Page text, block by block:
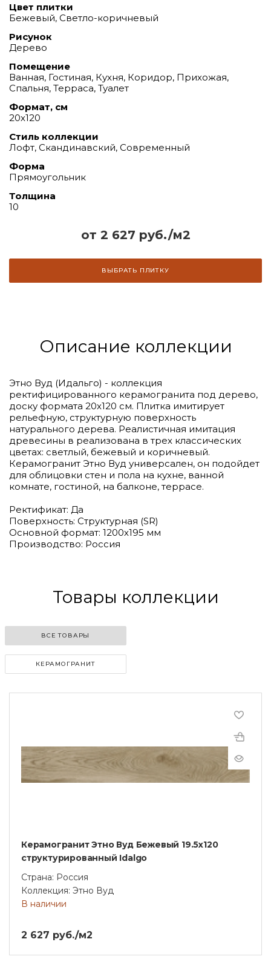
от 2 627 руб./м2
ВЫБРАТЬ ПЛИТКУ
Цвет плитки
Бежевый, Светло-коричневый
Рисунок
Дерево
Помещение
Ванная, Гостиная, Кухня, Коридор, Прихожая,
Спальня, Терраса, Туалет
Формат, см
20х120
Стиль коллекции
Лофт, Скандинавский, Современный
Форма
Прямоугольник
Толщина
10
Описание коллекции
Этно Вуд (Идальго) - коллекция
ректифицированного керамогранита под дерево,
доску формата 20х120 см. Плитка имитирует
рельефную, структурную поверхность
натурального дерева. Реалистичная имитация
древесины в реализована в трех классических
цветах: светлый, бежевый и коричневый.
Керамогранит Этно Вуд универсален, он подойдет
для облицовки стен и пола на кухне, ванной
комнате, гостиной, на балконе, террасе.
Ректификат: Да
Поверхность: Структурная (SR)
Основной формат: 1200х195 мм
Производство: Россия
Товары коллекции
ВСЕ ТОВАРЫ
КЕРАМОГРАНИТ
Керамогранит Этно Вуд Бежевый 19.5x120
структурированный Idalgo
Страна: Россия
Коллекция: Этно Вуд
В наличии
2 627 руб./м2